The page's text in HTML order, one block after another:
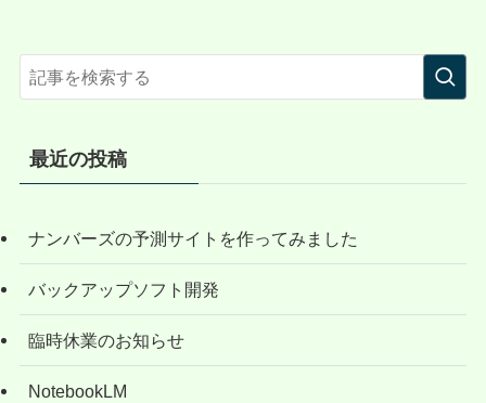
最近の投稿
ナンバーズの予測サイトを作ってみました
バックアップソフト開発
臨時休業のお知らせ
NotebookLM